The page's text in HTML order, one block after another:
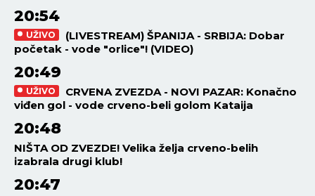
20:54
UŽIVO
(LIVESTREAM) ŠPANIJA - SRBIJA: Dobar
početak - vode "orlice"! (VIDEO)
20:49
UŽIVO
CRVENA ZVEZDA - NOVI PAZAR: Konačno
viđen gol - vode crveno-beli golom Kataija
20:48
NIŠTA OD ZVEZDE! Velika želja crveno-belih
izabrala drugi klub!
20:47